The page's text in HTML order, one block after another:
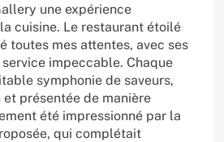
une expérience
cuisine. Le restaurant étoilé
toutes mes attentes, avec ses
impeccable. Chaque
symphonie de saveurs,
et présentée de manière
été impressionné par la
qui complétait